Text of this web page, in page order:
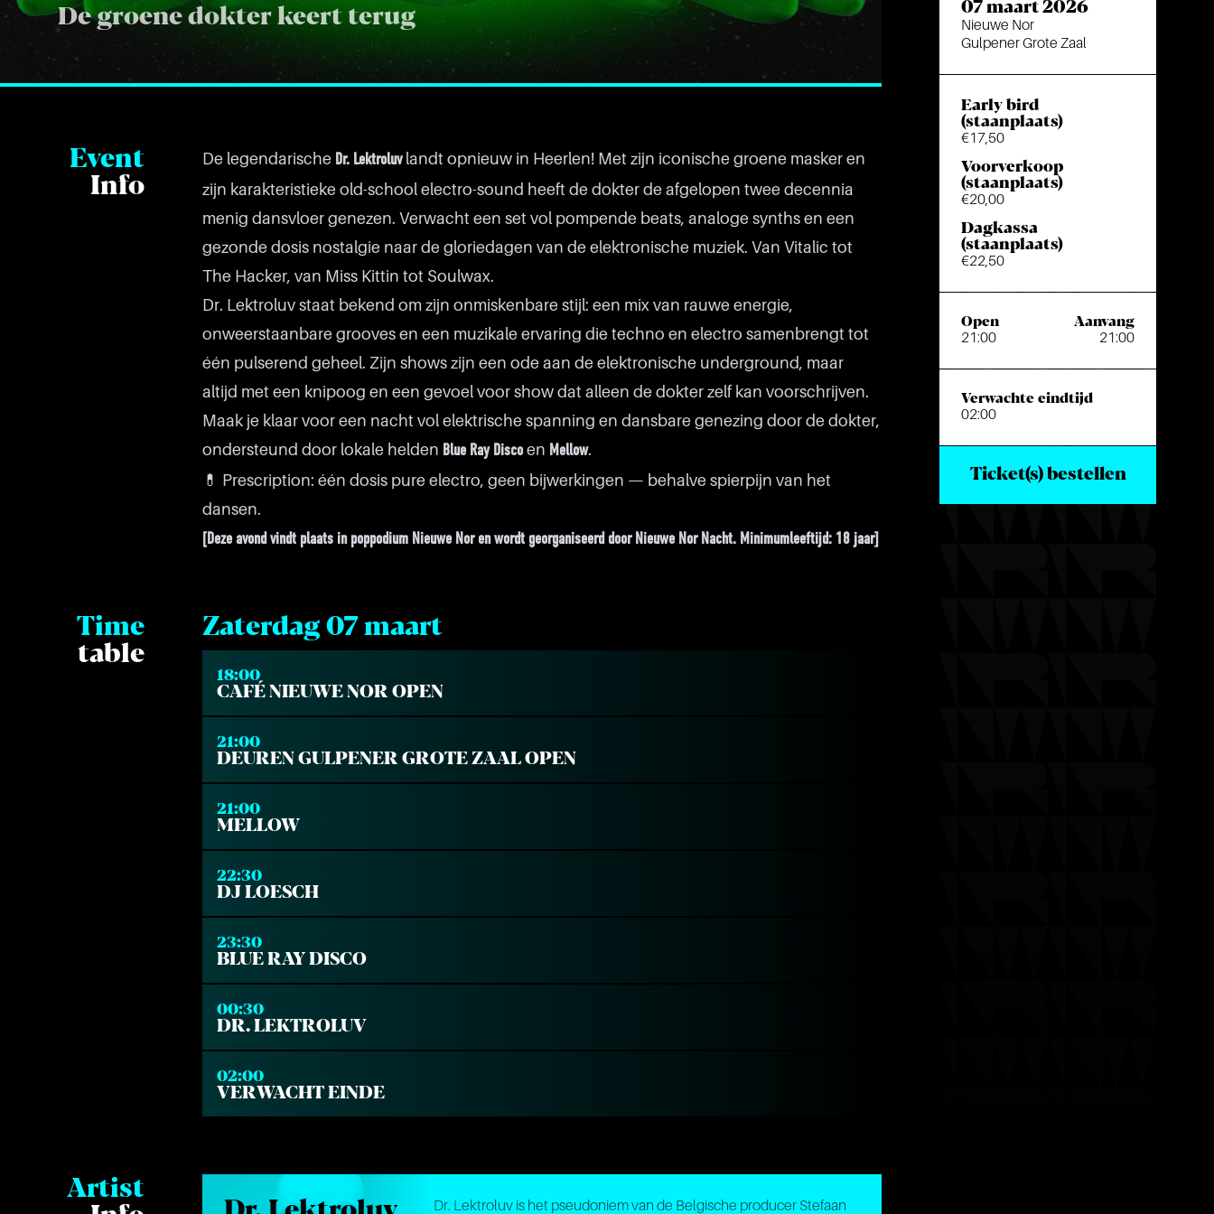
De groene dokter keert terug
Event
Info
De legendarische Dr. Lektroluvlandt opnieuw in Heerlen! Met zijn iconische groene masker en
zijn karakteristieke old-school electro-sound heeft de dokter de afgelopen twee decennia
menig dansvloer genezen. Verwacht een set vol pompende beats, analoge synths en een
gezonde dosis nostalgie naar de gloriedagen van de elektronische muziek. Van Vitalic tot
The Hacker, van Miss Kittin tot Soulwax.
Dr. Lektroluv staat bekend om zijn onmiskenbare stijl: een mix van rauwe energie,
onweerstaanbare grooves en een muzikale ervaring die techno en electro samenbrengt tot
één pulserend geheel. Zijn shows zijn een ode aan de elektronische underground, maar
altijd met een knipoog en een gevoel voor show dat alleen de dokter zelf kan voorschrijven.
Maak je klaar voor een nacht vol elektrische spanning en dansbare genezing door de dokter,
ondersteund door lokale helden Blue Ray Disco en Mellow.
💊 Prescription: één dosis pure electro, geen bijwerkingen — behalve spierpijn van het
dansen.
[Deze avond vindt plaats in poppodium Nieuwe Nor en wordt georganiseerd door Nieuwe Nor Nacht. Minimumleeftijd: 18 jaar]
Time
table
Zaterdag 07 maart
18:00
CAFÉ NIEUWE NOR OPEN
21:00
DEUREN GULPENER GROTE ZAAL OPEN
21:00
MELLOW
22:30
DJ LOESCH
23:30
BLUE RAY DISCO
00:30
DR. LEKTROLUV
02:00
VERWACHT EINDE
Artist
Dr. Lektroluv is het pseudoniem van de Belgische producer Stefaan
07 maart 2026
Nieuwe Nor
Gulpener Grote Zaal
Early bird
(staanplaats)
€17,50
Voorverkoop
(staanplaats)
€20,00
Dagkassa
(staanplaats)
€22,50
Open
21:00
Aanvang
21:00
Verwachte eindtijd
02:00
Ticket(s) bestellen